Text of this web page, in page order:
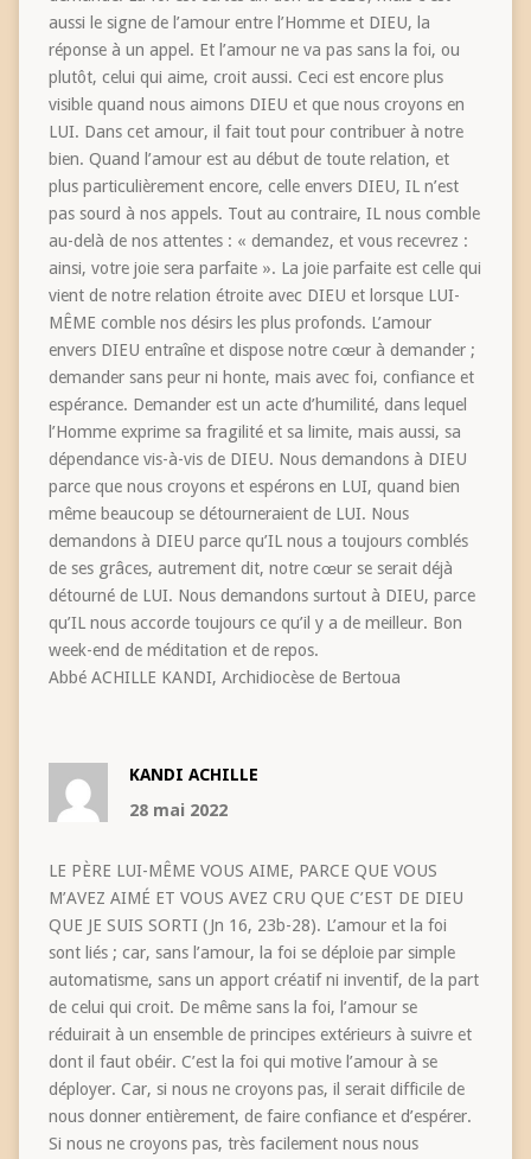
aussi le signe de l’amour entre l’Homme et DIEU, la
réponse à un appel. Et l’amour ne va pas sans la foi, ou
plutôt, celui qui aime, croit aussi. Ceci est encore plus
visible quand nous aimons DIEU et que nous croyons en
LUI. Dans cet amour, il fait tout pour contribuer à notre
bien. Quand l’amour est au début de toute relation, et
plus particulièrement encore, celle envers DIEU, IL n’est
pas sourd à nos appels. Tout au contraire, IL nous comble
au-delà de nos attentes : « demandez, et vous recevrez :
ainsi, votre joie sera parfaite ». La joie parfaite est celle qui
vient de notre relation étroite avec DIEU et lorsque LUI-
MÊME comble nos désirs les plus profonds. L’amour
envers DIEU entraîne et dispose notre cœur à demander ;
demander sans peur ni honte, mais avec foi, confiance et
espérance. Demander est un acte d’humilité, dans lequel
l’Homme exprime sa fragilité et sa limite, mais aussi, sa
dépendance vis-à-vis de DIEU. Nous demandons à DIEU
parce que nous croyons et espérons en LUI, quand bien
même beaucoup se détourneraient de LUI. Nous
demandons à DIEU parce qu’IL nous a toujours comblés
de ses grâces, autrement dit, notre cœur se serait déjà
détourné de LUI. Nous demandons surtout à DIEU, parce
qu’IL nous accorde toujours ce qu’il y a de meilleur. Bon
week-end de méditation et de repos.
Abbé ACHILLE KANDI, Archidiocèse de Bertoua
KANDI ACHILLE
28 mai 2022
LE PÈRE LUI-MÊME VOUS AIME, PARCE QUE VOUS
M’AVEZ AIMÉ ET VOUS AVEZ CRU QUE C’EST DE DIEU
QUE JE SUIS SORTI (Jn 16, 23b-28). L’amour et la foi
sont liés ; car, sans l’amour, la foi se déploie par simple
automatisme, sans un apport créatif ni inventif, de la part
de celui qui croit. De même sans la foi, l’amour se
réduirait à un ensemble de principes extérieurs à suivre et
dont il faut obéir. C’est la foi qui motive l’amour à se
déployer. Car, si nous ne croyons pas, il serait difficile de
nous donner entièrement, de faire confiance et d’espérer.
Si nous ne croyons pas, très facilement nous nous